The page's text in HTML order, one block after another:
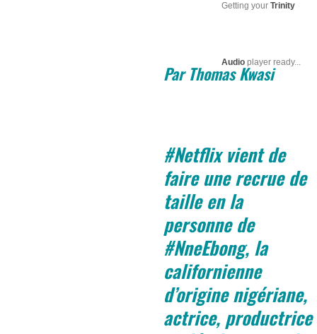
Getting your Trinity
Audioplayer ready...
Par Thomas Kwasi
#Netflix vient de
faire une recrue de
taille en la
personne de
#NneEbong, la
californienne
d’origine nigériane,
actrice, productrice